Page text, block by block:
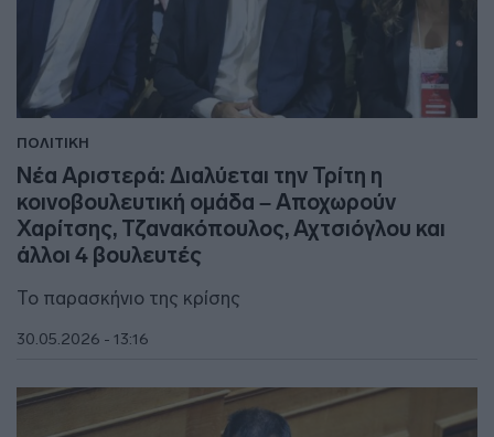
ΠΟΛΙΤΙΚΗ
Νέα Αριστερά: Διαλύεται την Τρίτη η
κοινοβουλευτική ομάδα – Αποχωρούν
Χαρίτσης, Τζανακόπουλος, Αχτσιόγλου και
άλλοι 4 βουλευτές
Το παρασκήνιο της κρίσης
30.05.2026 - 13:16